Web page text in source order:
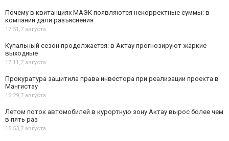
Почему в квитанциях МАЭК появляются некорректные суммы: в
компании дали разъяснения
17:51,7 августа
Купальный сезон продолжается: в Актау прогнозируют жаркие
выходные
17:11,7 августа
Прокуратура защитила права инвестора при реализации проекта в
Мангистау
16:29,7 августа
Летом поток автомобилей в курортную зону Актау вырос более чем
в пять раз
15:53,7 августа